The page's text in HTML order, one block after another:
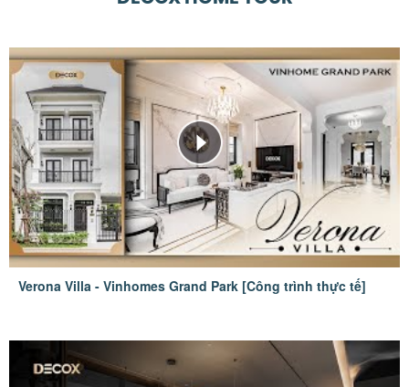
Verona Villa - Vinhomes Grand Park [Công trình thực tế]